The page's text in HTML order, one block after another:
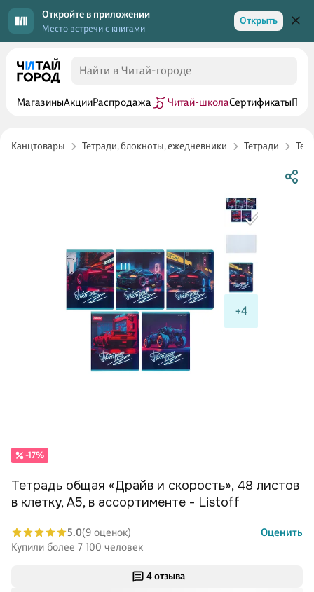
Откройте в приложении
Место встречи с книгами
Открыть
МагазиныАкцииРаспродажа Читай-школаСертификаты
Канцтовары Тетради, блокноты, ежедневники Тетради
+4
4 отзыва
-17%
Тетрадь общая «Драйв и скорость», 48 листов
в клетку, А5, в ассортименте - Listoff
5.0(9 оценок)
Оценить
Купили более 7 100 человек